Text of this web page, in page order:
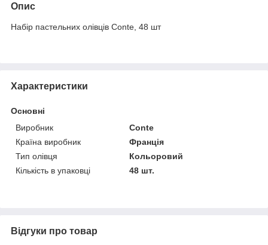
Опис
Набір пастельних олівців Conte, 48 шт
Характеристики
Основні
Виробник
Conte
Країна виробник
Франція
Тип олівця
Кольоровий
Кількість в упаковці
48 шт.
Відгуки про товар